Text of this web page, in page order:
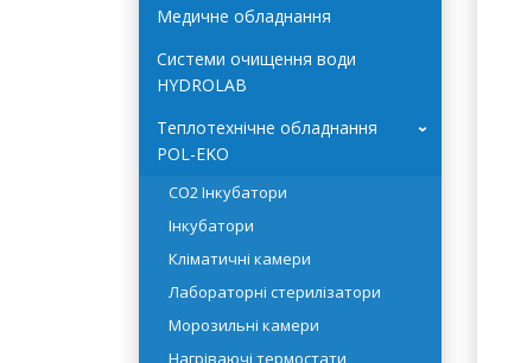
Медичне обладнання
Системи очищення води
HYDROLAB
Теплотехнічне обладнання
POL-EKO
›
CO2 Інкубатори
Інкубатори
Кліматичні камери
Лабораторні стерилізатори
Морозильні камери
Нагріваючі термостати